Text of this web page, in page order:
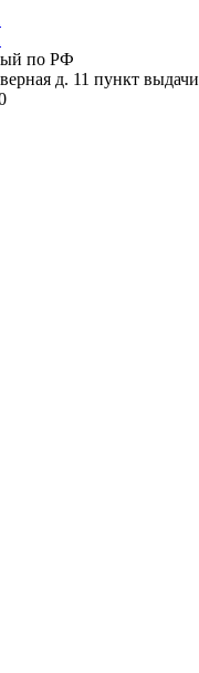
по РФ
д. 11 пункт выдачи